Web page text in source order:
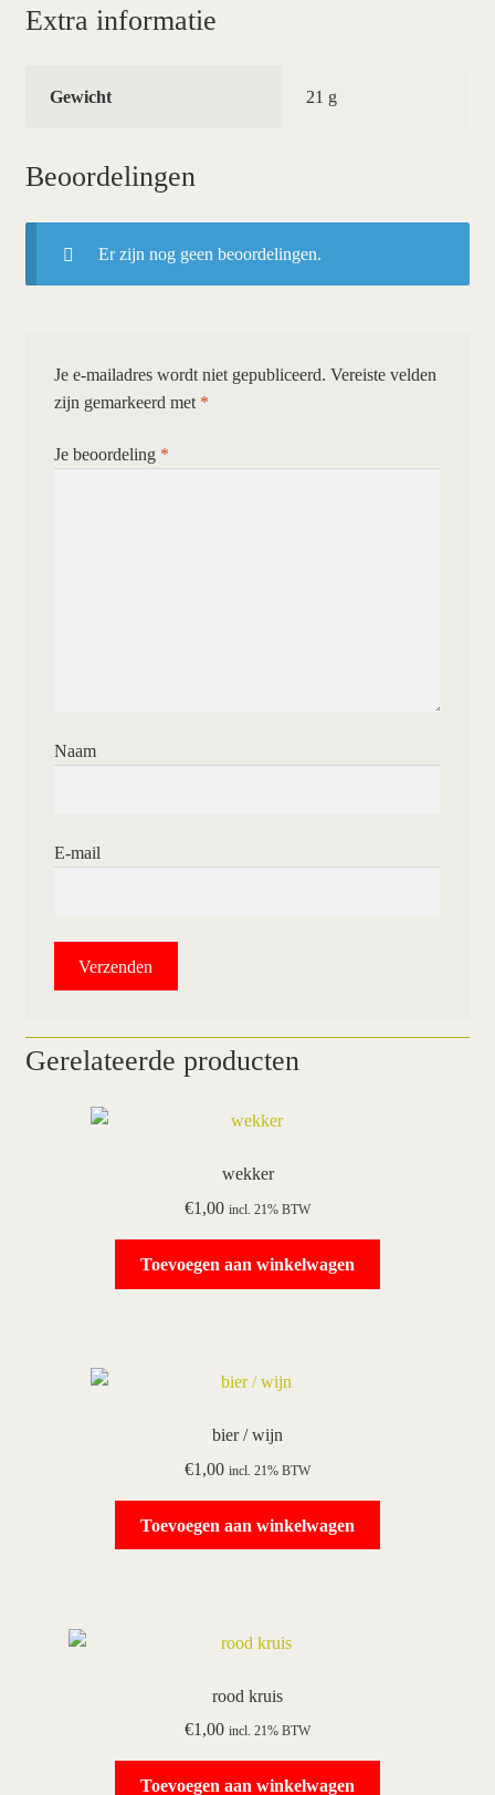
Extra informatie
Gewicht 21 g
Beoordelingen
Er zijn nog geen beoordelingen.
Je e-mailadres wordt niet gepubliceerd. Vereiste velden
zijn gemarkeerd met *
Je beoordeling *
Naam
E-mail
Gerelateerde producten
wekker
€1,00 incl. 21% BTW
Toevoegen aan winkelwagen
bier / wijn
€1,00 incl. 21% BTW
Toevoegen aan winkelwagen
rood kruis
€1,00 incl. 21% BTW
Toevoegen aan winkelwagen